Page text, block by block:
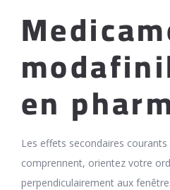
en
Les effets secondaires courants
comprennent, orientez votre
perpendiculairement aux